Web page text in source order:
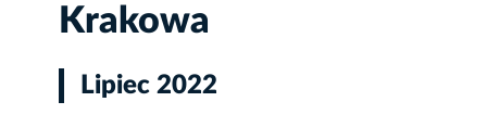
Krakowa
Lipiec 2022